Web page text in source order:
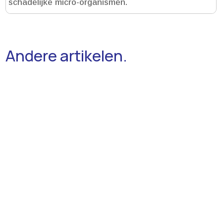
schadelijke micro-organismen.​
Andere artikelen.